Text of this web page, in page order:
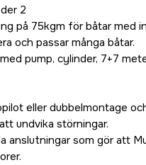
2
på 75kgm för båtar med
och passar många båtar.
pump, cylinder, 7+7
eller dubbelmontage
undvika störningar.
anslutningar som gör att